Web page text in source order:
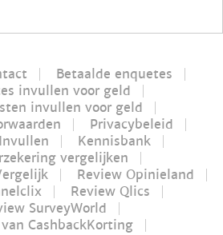
Betaalde enquetes
invullen voor geld
invullen voor geld
Privacybeleid
Kennisbank
vergelijken
Review Opinieland
Review Qlics
SurveyWorld
CashbackKorting